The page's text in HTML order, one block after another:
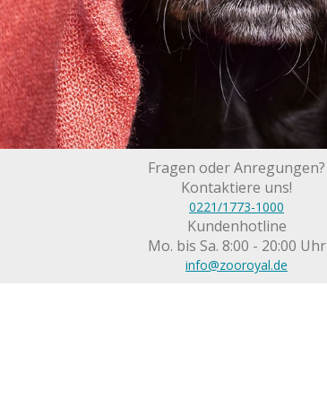
Fragen oder Anregungen?
Kontaktiere uns!
0221/1773-1000
Kundenhotline
Mo. bis Sa. 8:00 - 20:00 Uhr
info@zooroyal.de